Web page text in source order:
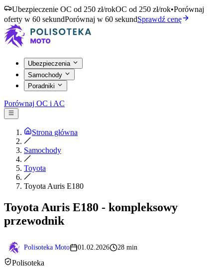
Ubezpieczenie OC od 250 zł/rokOC od 250 zł/rok•Porównaj
oferty w 60 sekundPorównaj w 60 sekundSprawdź cenę
Ubezpieczenia
Samochody
Poradniki
Porównaj OC i AC
Strona główna
Samochody
Toyota
Toyota Auris E180
Toyota Auris E180 - kompleksowy
przewodnik
Polisoteka Moto 01.02.2026 28 min
Polisoteka